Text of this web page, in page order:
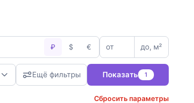
₽ $ € от до, м²
Ещё фильтры Показать 1
Сбросить параметры